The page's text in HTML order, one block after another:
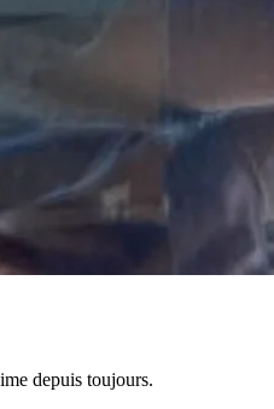
depuis toujours.